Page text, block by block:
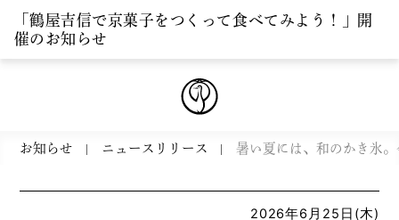
「鶴屋吉信で京菓子をつくって食べてみよう！」開
催のお知らせ
2026年6月25日(木)
お知らせ ニュースリリース 暑い夏には、和のかき氷